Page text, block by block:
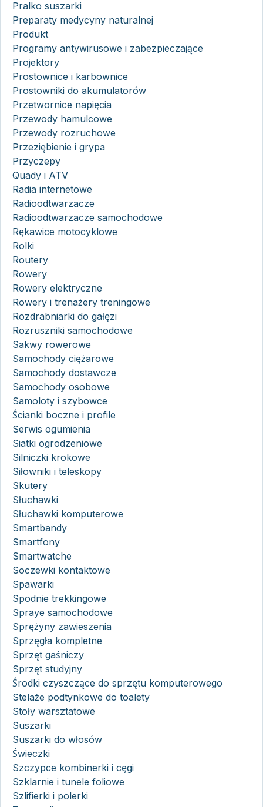
Pralko suszarki
Preparaty medycyny naturalnej
Produkt
Programy antywirusowe i zabezpieczające
Projektory
Prostownice i karbownice
Prostowniki do akumulatorów
Przetwornice napięcia
Przewody hamulcowe
Przewody rozruchowe
Przeziębienie i grypa
Przyczepy
Quady i ATV
Radia internetowe
Radioodtwarzacze
Radioodtwarzacze samochodowe
Rękawice motocyklowe
Rolki
Routery
Rowery
Rowery elektryczne
Rowery i trenażery treningowe
Rozdrabniarki do gałęzi
Rozruszniki samochodowe
Sakwy rowerowe
Samochody ciężarowe
Samochody dostawcze
Samochody osobowe
Samoloty i szybowce
Ścianki boczne i profile
Serwis ogumienia
Siatki ogrodzeniowe
Silniczki krokowe
Siłowniki i teleskopy
Skutery
Słuchawki
Słuchawki komputerowe
Smartbandy
Smartfony
Smartwatche
Soczewki kontaktowe
Spawarki
Spodnie trekkingowe
Spraye samochodowe
Sprężyny zawieszenia
Sprzęgła kompletne
Sprzęt gaśniczy
Sprzęt studyjny
Środki czyszczące do sprzętu komputerowego
Stelaże podtynkowe do toalety
Stoły warsztatowe
Suszarki
Suszarki do włosów
Świeczki
Szczypce kombinerki i cęgi
Szklarnie i tunele foliowe
Szlifierki i polerki